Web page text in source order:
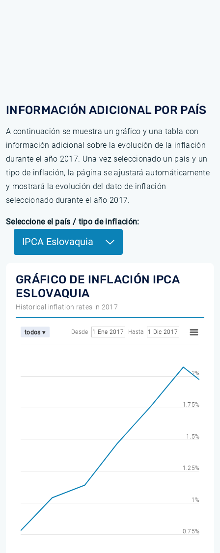
INFORMACIÓN ADICIONAL POR PAÍS
A continuación se muestra un gráfico y una tabla con
información adicional sobre la evolución de la inflación
durante el año 2017. Una vez seleccionado un país y un
tipo de inflación, la página se ajustará automáticamente
y mostrará la evolución del dato de inflación
seleccionado durante el año 2017.
Seleccione el país / tipo de inflación:
IPCA Eslovaquia
GRÁFICO DE INFLACIÓN IPCA
ESLOVAQUIA
Historical inflation rates in 2017
todos ▾ Desde 1 Ene 2017 Hasta 1 Dic 2017
1%
2%
0.75%
1.25%
1.5%
1.75%